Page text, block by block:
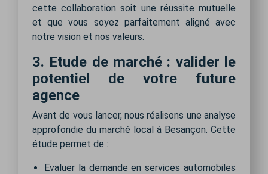
cette collaboration soit une réussite mutuelle
et que vous soyez parfaitement aligné avec
notre vision et nos valeurs.
3. Etude de marché : valider le
potentiel de votre future
agence
Avant de vous lancer, nous réalisons une analyse
approfondie du marché local à Besançon. Cette
étude permet de :
Evaluer la demande en services automobiles